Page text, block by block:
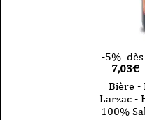
-5%
7,03€
Bière -
Larzac -
100%